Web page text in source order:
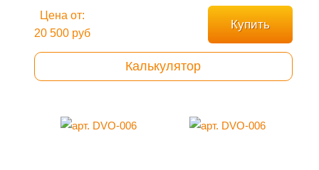
Цена от:
20 500 руб
Купить
Калькулятор